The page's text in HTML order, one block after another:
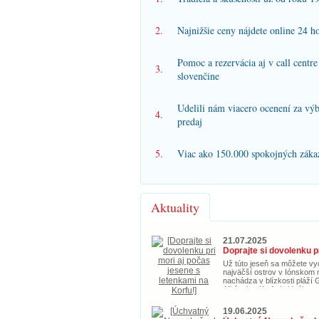
2. Najnižšie ceny nájdete online 24
3.
Pomoc a rezervácia aj v call
slovenčine
4.
Udelili nám viacero ocenení za
predaj
5. Viac ako 150.000 spokojných
Aktuality
21.07.2025
Už túto jeseň sa môžete
najväčší ostrov v Iónskom
nachádza v blízkosti pláží
Albánska. Korfu je
nielen na leto, ale aj počas
zľavnenými letenkami za
nenechajte ujsť príležitosť
19.06.2025